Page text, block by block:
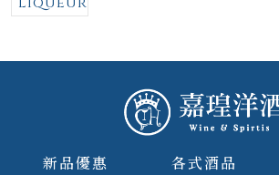
新品優惠 各式酒品